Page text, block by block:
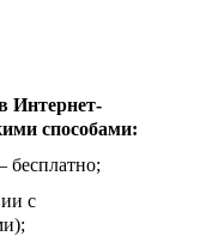
Интернет-
способами:
бесплатно;
с